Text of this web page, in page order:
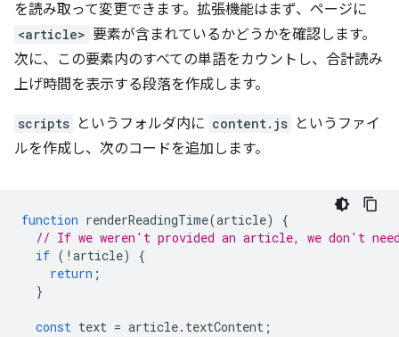
を読み取って変更できます。拡張機能はまず、ページに
<article> 要素が含まれているかどうかを確認します。
次に、この要素内のすべての単語をカウントし、合計読み
上げ時間を表示する段落を作成します。
scripts というフォルダ内に content.js というファイ
ルを作成し、次のコードを追加します。
function renderReadingTime(article)
{
// If we weren't provided an article, we don't
if ( ! article)
{
return ;
}
const text = article. textContent ;